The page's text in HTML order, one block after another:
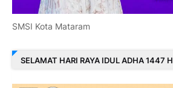
SMSI Kota Mataram
SELAMAT HARI RAYA IDUL ADHA 1447 H